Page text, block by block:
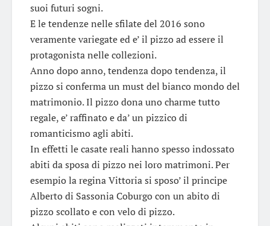
suoi futuri sogni.
E le tendenze nelle sfilate del 2016 sono
veramente variegate ed e’ il pizzo ad essere il
protagonista nelle collezioni.
Anno dopo anno, tendenza dopo tendenza, il
pizzo si conferma un must del bianco mondo del
matrimonio. Il pizzo dona uno charme tutto
regale, e’ raffinato e da’ un pizzico di
romanticismo agli abiti.
In effetti le casate reali hanno spesso indossato
abiti da sposa di pizzo nei loro matrimoni. Per
esempio la regina Vittoria si sposo’ il principe
Alberto di Sassonia Coburgo con un abito di
pizzo scollato e con velo di pizzo.